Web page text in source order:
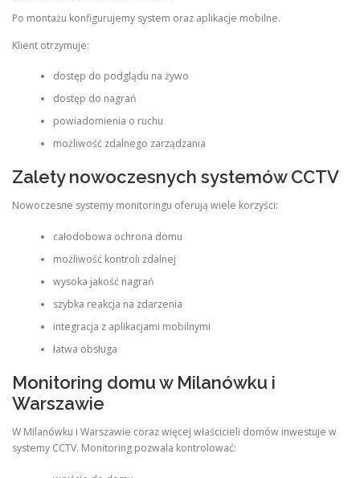
Po montażu konfigurujemy system oraz aplikacje mobilne.
Klient otrzymuje:
dostęp do podglądu na żywo
dostęp do nagrań
powiadomienia o ruchu
możliwość zdalnego zarządzania
Zalety nowoczesnych systemów CCTV
Nowoczesne systemy monitoringu oferują wiele korzyści:
całodobowa ochrona domu
możliwość kontroli zdalnej
wysoka jakość nagrań
szybka reakcja na zdarzenia
integracja z aplikacjami mobilnymi
łatwa obsługa
Monitoring domu w Milanówku i
Warszawie
W Milanówku i Warszawie coraz więcej właścicieli domów inwestuje w
systemy CCTV. Monitoring pozwala kontrolować: